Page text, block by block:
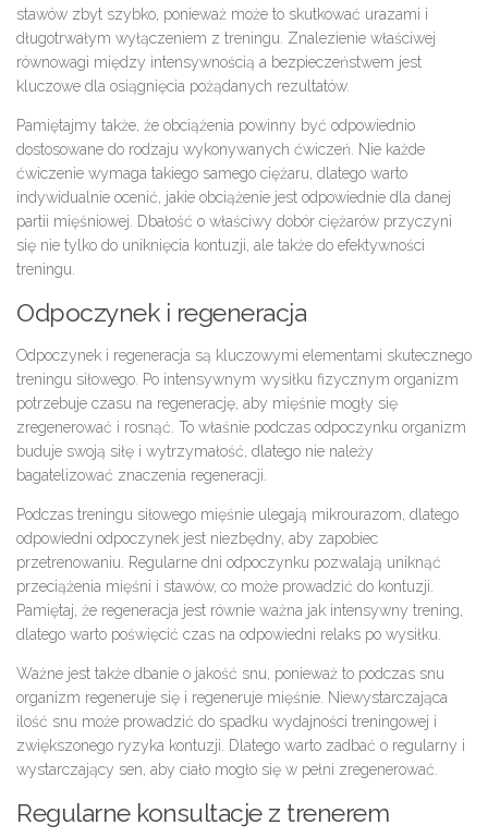
stawów zbyt szybko, ponieważ może to skutkować urazami i
długotrwałym wyłączeniem z treningu. Znalezienie właściwej
równowagi między intensywnością a bezpieczeństwem jest
kluczowe dla osiągnięcia pożądanych rezultatów.
Pamiętajmy także, że obciążenia powinny być odpowiednio
dostosowane do rodzaju wykonywanych ćwiczeń. Nie każde
ćwiczenie wymaga takiego samego ciężaru, dlatego warto
indywidualnie ocenić, jakie obciążenie jest odpowiednie dla danej
partii mięśniowej. Dbałość o właściwy dobór ciężarów przyczyni
się nie tylko do uniknięcia kontuzji, ale także do efektywności
treningu.
Odpoczynek i regeneracja
Odpoczynek i regeneracja są kluczowymi elementami skutecznego
treningu siłowego. Po intensywnym wysiłku fizycznym organizm
potrzebuje czasu na regenerację, aby mięśnie mogły się
zregenerować i rosnąć. To właśnie podczas odpoczynku organizm
buduje swoją siłę i wytrzymałość, dlatego nie należy
bagatelizować znaczenia regeneracji.
Podczas treningu siłowego mięśnie ulegają mikrourazom, dlatego
odpowiedni odpoczynek jest niezbędny, aby zapobiec
przetrenowaniu. Regularne dni odpoczynku pozwalają uniknąć
przeciążenia mięśni i stawów, co może prowadzić do kontuzji.
Pamiętaj, że regeneracja jest równie ważna jak intensywny trening,
dlatego warto poświęcić czas na odpowiedni relaks po wysiłku.
Ważne jest także dbanie o jakość snu, ponieważ to podczas snu
organizm regeneruje się i regeneruje mięśnie. Niewystarczająca
ilość snu może prowadzić do spadku wydajności treningowej i
zwiększonego ryzyka kontuzji. Dlatego warto zadbać o regularny i
wystarczający sen, aby ciało mogło się w pełni zregenerować.
Regularne konsultacje z trenerem